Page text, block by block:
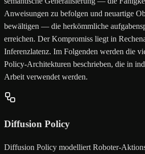
Anweisungen zu befolgen und neuartige
bewältigen — die herkömmliche
erreichen. Der Kompromiss liegt in
Inferenzlatenz. Im Folgenden werden die
Policy-Architekturen beschrieben, die in
Arbeit verwendet werden.
Diffusion Policy
Diffusion Policy modelliert Roboter-